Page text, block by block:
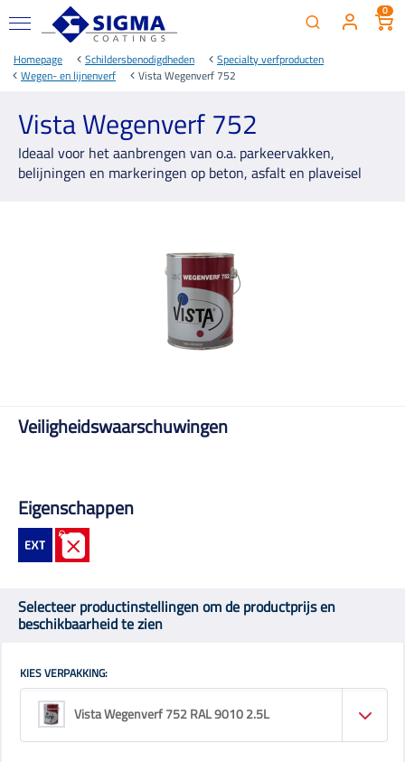
0
Homepage Schildersbenodigdheden
Specialty verfproducten
Wegen- en lijnenverf
Vista Wegenverf 752
Vista Wegenverf 752
Ideaal voor het aanbrengen van o.a. parkeervakken,
belijningen en markeringen op beton, asfalt en plaveisel
Veiligheidswaarschuwingen
Eigenschappen
Selecteer productinstellingen om de productprijs en
beschikbaarheid te zien
KIES VERPAKKING:
Vista Wegenverf 752 RAL 9010 2.5L